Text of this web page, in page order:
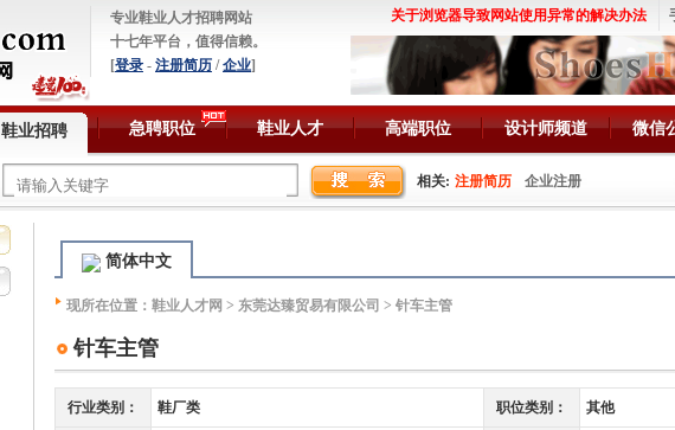
专业鞋业人才招聘网站
十七年平台，值得信赖。
[登录 - 注册简历 /企业]
关于浏览器导致网站使用异常的解决办法
鞋业招聘 急聘职位 鞋业人才 高端职位 设计师频道 微信
相关: 注册简历 企业注册
简体中文
现所在位置： 鞋业人才网 > 东莞达臻贸易有限公司 > 针车主管
针车主管
行业类别： 鞋厂类 职位类别： 其他